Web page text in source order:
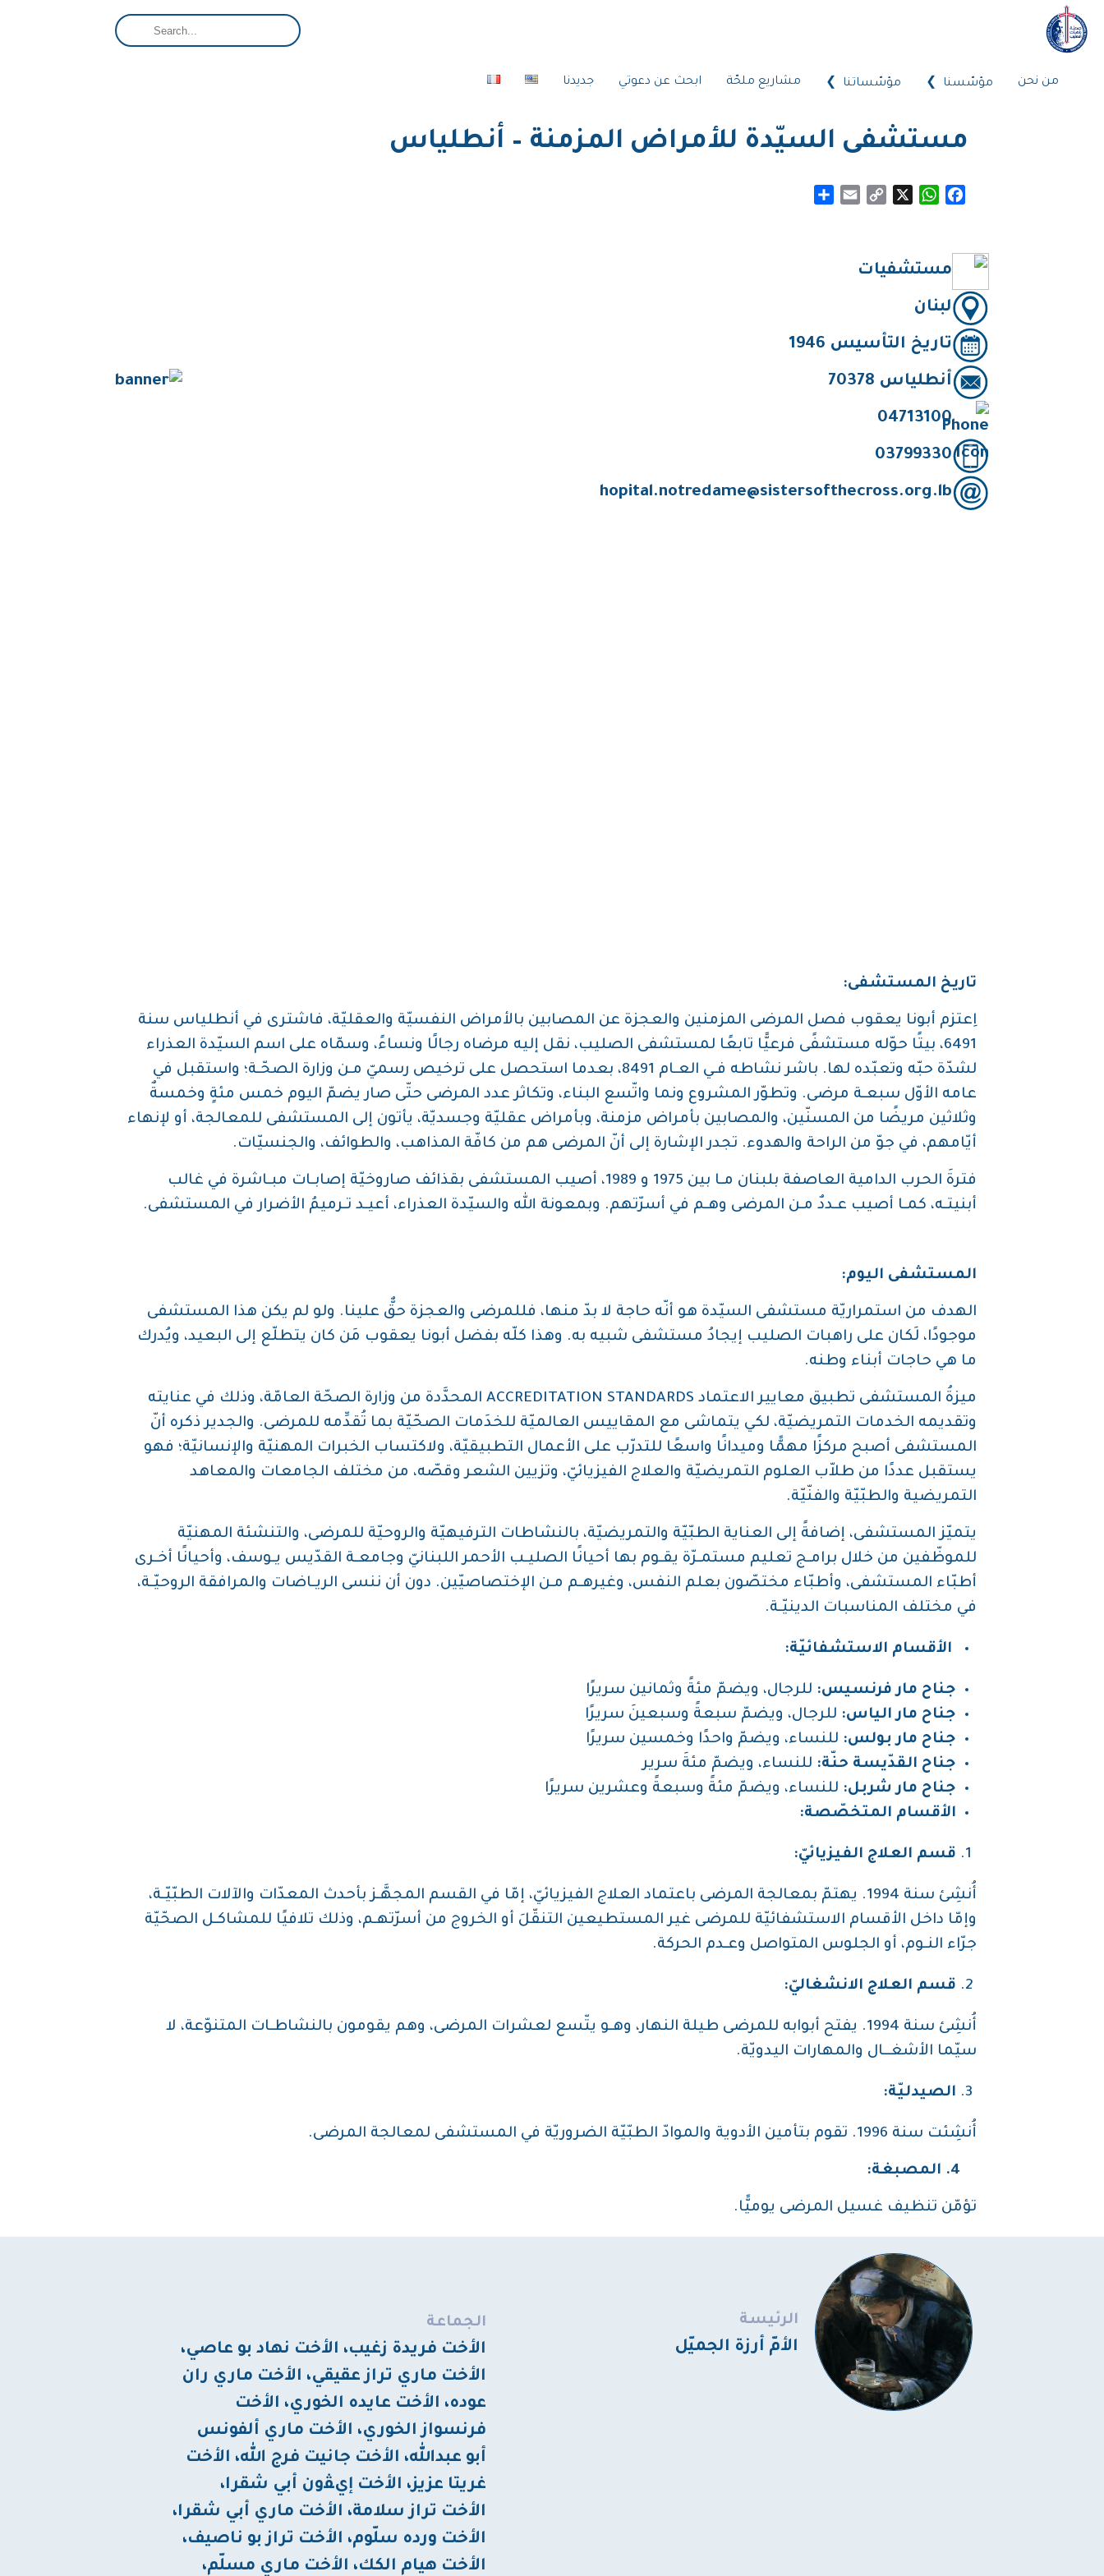
من نحن مؤسّسنا مؤسّساتنا مشاريع ملحّة ابحث عن دعوتي جديدنا
مستشفى السيّدة للأمراض المزمنة – أنطلياس
Facebook
WhatsApp
Copy
Email
مستشفيات
لبنان
تاريخ التأسيس 1946
أنطلياس 70378
04713100
03799330
hopital.notredame@sistersofthecross.org.lb
تاريخ المستشفى:
اِعتزم أبونا يعقوب فصل المرضى المزمنين والعجزة عن المصابين بالأمراض النفسيّة والعقليّة، فاشترى في أنطلياس سنة
1946، بيتًا حوّله مستشفًى فرعيًّا تابعًا لمستشفى الصليب، نقل إليه مرضاه رجالًا ونساءً، وسمّاه على اسم السيّدة العذراء
لشدّة حبّه وتعبّده لها. باشر نشاطه فـي العـام 1948، بعدما استحصل على ترخيص رسميّ مـن وزارة الصحّـة؛ واستقبل في
عامه الأوّل سبعـة مرضى. وتطوّر المشروع ونما واتّسع البناء، وتكاثر عدد المرضى حتّى صار يضمّ اليوم خمس مئةٍ وخمسةٌ
وثلاثين مريضًا من المسنّين، والمصابين بأمراض مزمنة، وبأمراض عقليّة وجسديّة، يأتون إلى المستشفى للمعالجة، أو لإنهاء
أيّامهم، في جوّ من الراحة والهدوء. تجدر الإشارة إلى أنّ المرضى هم من كافّة المذاهب، والطوائف، والجنسيّات.
فترةَ الحرب الدامية العاصفة بلبنان مـا بين 1975 و 1989، أصيب المستشفى بقذائف صاروخيّة إصابـات مبـاشرة في غالب
أبنيتـه، كمـا أصيب عـددٌ مـن المرضى وهـم في أسرّتهم. وبمعونة الله والسيّدة العذراء، أعيـد تـرميمُ الأضرار في المستشفى.
المستشفى اليوم:
الهدف من استمراريّة مستشفى السيّدة هو أنّه حاجة لا بدّ منها، فللمرضى والعجزة حقٌّ علينا. ولو لم يكن هذا المستشفى
موجودًا، لَكان على راهبات الصليب إيجادُ مستشفى شبيه به. وهذا كلّه بفضل أبونا يعقوب مَن كان يتطلّع إلى البعيد، ويُدرك
ما هي حاجات أبناء وطنه.
ميزةُ المستشفى تطبيق معايير الاعتماد ACCREDITATION STANDARDS المحدَّدة من وزارة الصحّة العامّة، وذلك في عنايته
وتقديمه الخدمات التمريضيّة، لكي يتماشى مع المقاييس العالميّة للخدَمات الصحّيّة بما تُقدِّمه للمرضى. والجدير ذكره أنّ
المستشفى أصبح مركزًا مهمًّا وميدانًا واسعًا للتدرّب على الأعمال التطبيقيّة، ولاكتساب الخبرات المهنيّة والإنسانيّة؛ فهو
يستقبل عددًا من طلاّب العلوم التمريضيّة والعلاج الفيزيائيّ، وتزيين الشعر وقصّه، من مختلف الجامعات والمعاهد
التمريضية والطبّيّة والفنّيّة.
يتميّز المستشفى، إضافةً إلى العناية الطبّيّة والتمريضيّة، بالنشاطات الترفيهيّة والروحيّة للمرضى، والتنشئة المهنيّة
للموظّفين من خلال برامـج تعليم مستمـرّة يقـوم بها أحيانًا الصليـب الأحمر اللبنانيّ وجامعـة القدّيس يـوسف، وأحيانًا أخـرى
أطبّاء المستشفى، وأطبّاء مختصّون بعلم النفس، وغيرهـم مـن الإختصاصيّين. دون أن ننسى الريـاضات والمرافقة الروحيّـة،
في مختلف المناسبات الدينيّـة.
الأقسام الاستشفائيّة:
جناح مار فرنسيس: للرجال، ويضمّ مئةً وثمانين سريرًا
جناح مار الياس: للرجال، ويضمّ سبعةً وسبعينَ سريرًا
جناح مار بولس: للنساء، ويضمّ واحدًا وخمسين سريرًا
جناح القدّيسة حنّة: للنساء، ويضمّ مئةَ سرير
جناح مار شربل: للنساء، ويضمّ مئةً وسبعةً وعشرين سريرًا
الأقسام المتخصّصة:
قسم العلاج الفيزيائيّ:
أُنشِئ سنة 1994. يهتمّ بمعالجة المرضى باعتماد العلاج الفيزيائيّ، إمّا في القسم المجهَّـز بأحدث المعدّات والآلات الطبّيّـة،
وإمّا داخل الأقسام الاستشفائيّة للمرضى غير المستطيعين التنقّلَ أو الخروج من أسرّتهـم، وذلك تلافيًا للمشاكـل الصحّيّة
جرّاء النـوم، أو الجلوس المتواصل وعـدم الحركة.
قسم العلاج الانشغاليّ:
أُنشِئ سنة 1994. يفتح أبوابه للمرضى طيلة النهار، وهـو يتّسع لعشرات المرضى، وهم يقومون بالنشاطـات المتنوّعة، لا
سيّما الأشغــال والمهارات اليدويّة.
الصيدليّة:
أُنشِئت سنة 1996. تقوم بتأمين الأدوية والموادّ الطبّيّة الضروريّة في المستشفى لمعالجة المرضى.
4. المصبغة:
تؤمّن تنظيف غسيل المرضى يوميًّا.
الرئيسة
الأمّ أرزة الجميّل
الجماعة
الأخت فريدة زغيب، الأخت نهاد بو عاصي،
الأخت ماري تراز عقيقي، الأخت ماري ران
عوده، الأخت عايده الخوري، الأخت
فرنسواز الخوري، الأخت ماري ألفونس
أبو عبدالله، الأخت جانيت فرج الله، الأخت
غريتا عزيز، الأخت إيﭭون أبي شقرا،
الأخت تراز سلامة، الأخت ماري أبي شقرا،
الأخت ورده سلّوم، الأخت تراز بو ناصيف،
الأخت هيام الكك، الأخت ماري مسلّم،